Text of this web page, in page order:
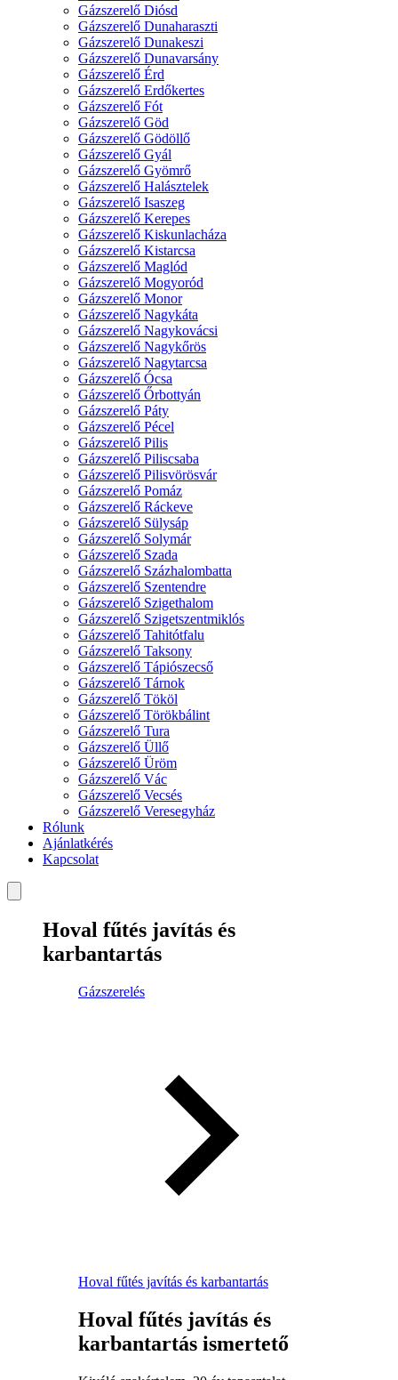
Gázszerelő Diósd
Gázszerelő Dunaharaszti
Gázszerelő Dunakeszi
Gázszerelő Dunavarsány
Gázszerelő Érd
Gázszerelő Erdőkertes
Gázszerelő Fót
Gázszerelő Göd
Gázszerelő Gödöllő
Gázszerelő Gyál
Gázszerelő Gyömrő
Gázszerelő Halásztelek
Gázszerelő Isaszeg
Gázszerelő Kerepes
Gázszerelő Kiskunlacháza
Gázszerelő Kistarcsa
Gázszerelő Maglód
Gázszerelő Mogyoród
Gázszerelő Monor
Gázszerelő Nagykáta
Gázszerelő Nagykovácsi
Gázszerelő Nagykőrös
Gázszerelő Nagytarcsa
Gázszerelő Ócsa
Gázszerelő Őrbottyán
Gázszerelő Páty
Gázszerelő Pécel
Gázszerelő Pilis
Gázszerelő Piliscsaba
Gázszerelő Pilisvörösvár
Gázszerelő Pomáz
Gázszerelő Ráckeve
Gázszerelő Sülysáp
Gázszerelő Solymár
Gázszerelő Szada
Gázszerelő Százhalombatta
Gázszerelő Szentendre
Gázszerelő Szigethalom
Gázszerelő Szigetszentmiklós
Gázszerelő Tahitótfalu
Gázszerelő Taksony
Gázszerelő Tápiószecső
Gázszerelő Tárnok
Gázszerelő Tököl
Gázszerelő Törökbálint
Gázszerelő Tura
Gázszerelő Üllő
Gázszerelő Üröm
Gázszerelő Vác
Gázszerelő Vecsés
Gázszerelő Veresegyház
Rólunk
Ajánlatkérés
Kapcsolat
Hoval fűtés javítás és
karbantartás
Gázszerelés
Hoval fűtés javítás és karbantartás
Hoval fűtés javítás és
karbantartás ismertető